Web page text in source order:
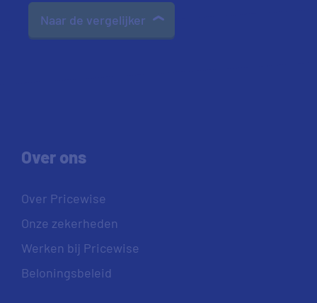
Naar de vergelijker
Over ons
Over Pricewise
Onze zekerheden
Werken bij Pricewise
Beloningsbeleid